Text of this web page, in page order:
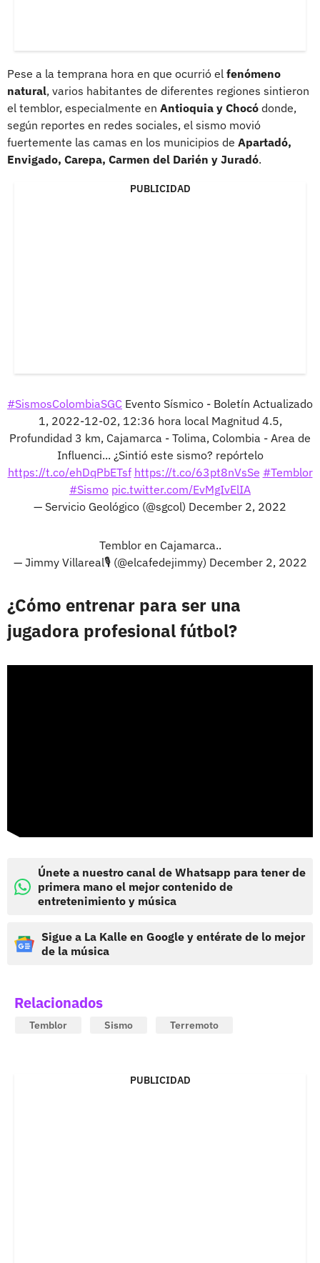
Pese a la temprana hora en que ocurrió el fenómeno
natural, varios habitantes de diferentes regiones sintieron
el temblor, especialmente en Antioquia y Chocó donde,
según reportes en redes sociales, el sismo movió
fuertemente las camas en los municipios de Apartadó,
Envigado, Carepa, Carmen del Darién y Juradó.
PUBLICIDAD
#SismosColombiaSGC Evento Sísmico - Boletín Actualizado
1, 2022-12-02, 12:36 hora local Magnitud 4.5,
Profundidad 3 km, Cajamarca - Tolima, Colombia - Area de
Influenci... ¿Sintió este sismo? repórtelo
https://t.co/ehDqPbETsf https://t.co/63pt8nVsSe #Temblor
#Sismo pic.twitter.com/EvMgIvElIA
— Servicio Geológico (@sgcol) December 2, 2022
Temblor en Cajamarca..
— Jimmy Villareal🎙️ (@elcafedejimmy) December 2, 2022
¿Cómo entrenar para ser una
jugadora profesional fútbol?
Únete a nuestro canal de Whatsapp para tener de
primera mano el mejor contenido de
entretenimiento y música
Sigue a La Kalle en Google y entérate de lo mejor
de la música
Relacionados
Temblor Sismo Terremoto
PUBLICIDAD